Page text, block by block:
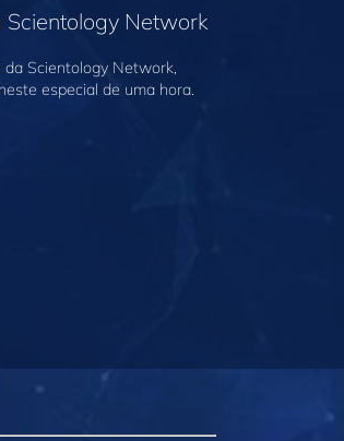
Network
Scientology Network,
especial de uma hora.